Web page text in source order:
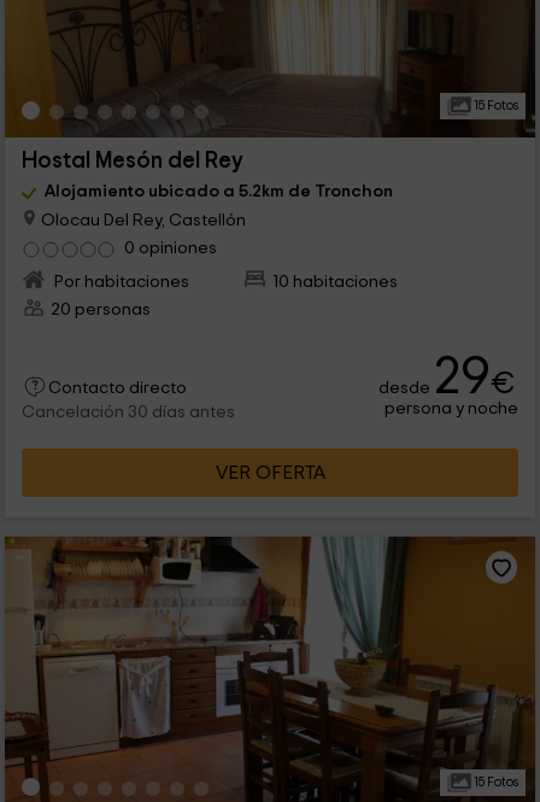
15 Fotos
Hostal Mesón del Rey
Alojamiento ubicado a 5.2km de Tronchon
Olocau Del Rey, Castellón
0 opiniones
Por habitaciones
10 habitaciones
20 personas
Contacto directo
Cancelación 30 días antes
desde 29€
persona y noche
VER OFERTA
15 Fotos